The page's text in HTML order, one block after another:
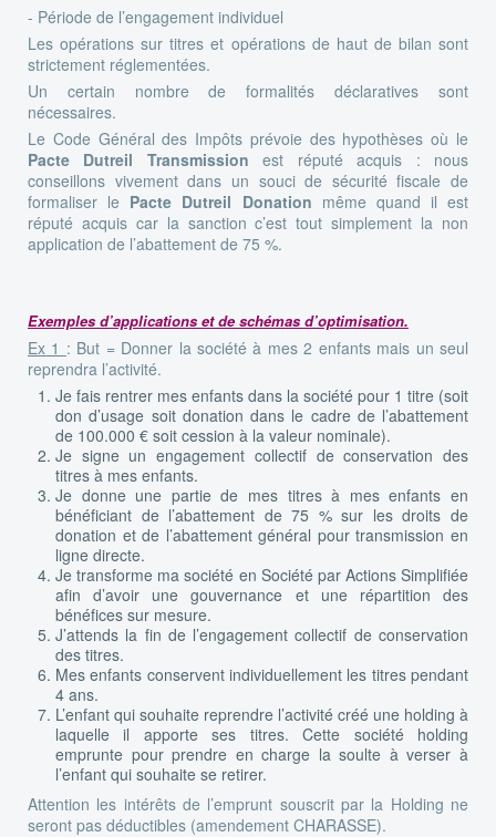
- Période de l’engagement individuel
Les opérations sur titres et opérations de haut de bilan sont
strictement réglementées.
Un certain nombre de formalités déclaratives sont
nécessaires.
Le Code Général des Impôts prévoie des hypothèses où le
Pacte Dutreil Transmission est réputé acquis : nous
conseillons vivement dans un souci de sécurité fiscale de
formaliser le Pacte Dutreil Donation même quand il est
réputé acquis car la sanction c’est tout simplement la non
application de l’abattement de 75 %.
Exemples d’applications et de schémas d’optimisation.
Ex 1 : But = Donner la société à mes 2 enfants mais un seul
reprendra l’activité.
Je fais rentrer mes enfants dans la société pour 1 titre (soit
don d’usage soit donation dans le cadre de l’abattement
de 100.000 € soit cession à la valeur nominale).
Je signe un engagement collectif de conservation des
titres à mes enfants.
Je donne une partie de mes titres à mes enfants en
bénéficiant de l’abattement de 75 % sur les droits de
donation et de l’abattement général pour transmission en
ligne directe.
Je transforme ma société en Société par Actions Simplifiée
afin d’avoir une gouvernance et une répartition des
bénéfices sur mesure.
J’attends la fin de l’engagement collectif de conservation
des titres.
Mes enfants conservent individuellement les titres pendant
4 ans.
L’enfant qui souhaite reprendre l’activité créé une holding à
laquelle il apporte ses titres. Cette société holding
emprunte pour prendre en charge la soulte à verser à
l’enfant qui souhaite se retirer.
Attention les intérêts de l’emprunt souscrit par la Holding ne
seront pas déductibles (amendement CHARASSE).